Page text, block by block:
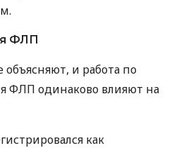
ФЛП
и работа по
ФЛП одинаково влияют на
как